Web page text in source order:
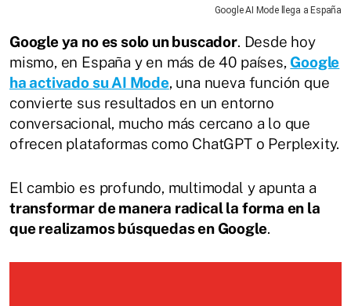
Google AI Mode llega a España
Google ya no es solo un buscador. Desde hoy
mismo, en España y en más de 40 países, Google
ha activado su AI Mode, una nueva función que
convierte sus resultados en un entorno
conversacional, mucho más cercano a lo que
ofrecen plataformas como ChatGPT o Perplexity.
El cambio es profundo, multimodal y apunta a
transformar de manera radical la forma en la
que realizamos búsquedas en Google.